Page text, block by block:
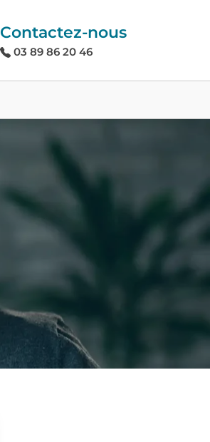
Contactez-nous
03 89 86 20 46